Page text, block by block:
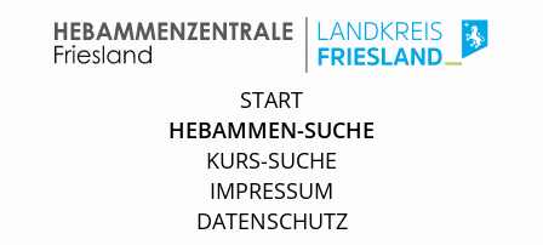
START
HEBAMMEN-SUCHE
KURS-SUCHE
IMPRESSUM
DATENSCHUTZ
START
HEBAMMEN-SUCHE
KURS-SUCHE
IMPRESSUM
DATENSCHUTZ